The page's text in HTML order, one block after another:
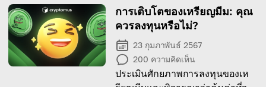
บทความนี้!
การเติบโตของเหรียญมีม: คุณ
ควรลงทุนหรือไม่?
23 กุมภาพันธ์ 2567
200 ความคิดเห็น
ประเมินศักยภาพการลงทุนของเห